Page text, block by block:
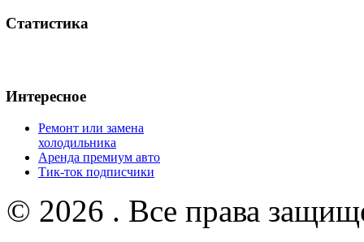
Статистика
Интересное
Ремонт или замена
холодильника
Аренда премиум авто
Тик-ток подписчики
© 2026 . Все права